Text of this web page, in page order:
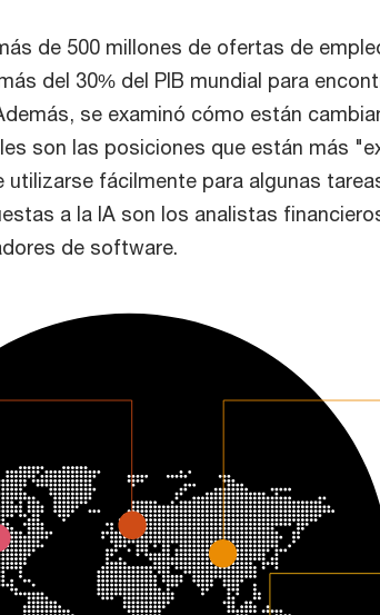
de 500 millones de ofertas de
del 30% del PIB mundial para
se examinó cómo están
son las posiciones que están más
fácilmente para algunas
a la IA son los analistas
de software.